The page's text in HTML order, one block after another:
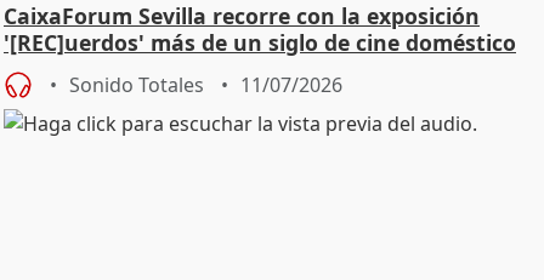
CaixaForum Sevilla recorre con la exposición
'[REC]uerdos' más de un siglo de cine doméstico
Sonido Totales 11/07/2026